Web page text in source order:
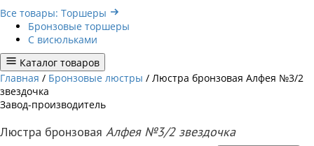
Все товары: Торшеры
Бронзовые торшеры
С висюльками
Каталог товаров
Главная / Бронзовые люстры / Люстра бронзовая Алфея №3/2
звездочка
Завод-производитель
Люстра бронзовая Алфея №3/2 звездочка